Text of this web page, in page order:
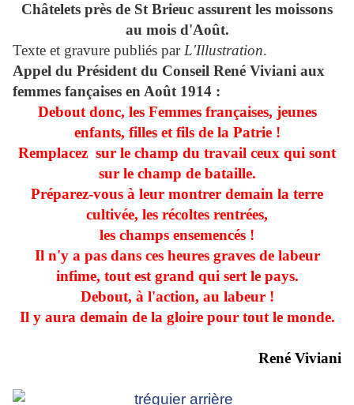
Châtelets près de St Brieuc assurent les moissons
au mois d'Août.
Texte et gravure publiés par L'Illustration.
Appel du Président du Conseil René Viviani aux
femmes fançaises en Août 1914 :
Debout donc, les Femmes françaises, jeunes
enfants, filles et fils de la Patrie !
Remplacez sur le champ du travail ceux qui sont
sur le champ de bataille.
Préparez-vous à leur montrer demain la terre
cultivée, les récoltes rentrées,
les champs ensemencés !
Il n'y a pas dans ces heures graves de labeur
infime, tout est grand qui sert le pays.
Debout, à l'action, au labeur !
Il y aura demain de la gloire pour tout le monde.
René Viviani